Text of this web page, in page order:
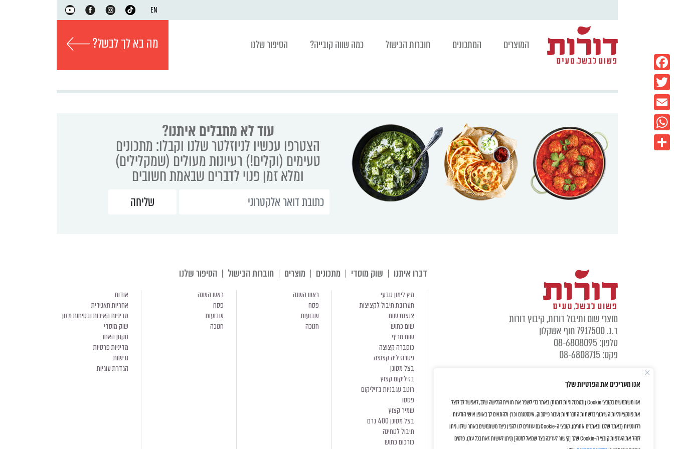
אנו מעריכים את הפרטיות שלך
אנו משתמשים בקובצי Cookie (ובטכנולוגיות דומות) באתר כדי לשפר את חוויית הגלישה שלך, לאפשר לך לנצל
את פונקציונליות השיתוף ברשתות החברתיות (עבור פייסבוק, אינסטגרם וכו') ולהתאים לך באופן אישי הודעות
רלוונטיות (באתר שלנו ובאתרים אחרים). קובצי ה-Cookie גם עוזרים לנו להבין כיצד משתמשים באתר שלנו. ניתן
לנהל את העדפות קובצי ה-Cookie שלך [קישור לעריכה בצד שמאל למטה] (ניתן לעשות זאת בכל עת). פרטים
EN
המוצרים המתכונים חוברות הבישול כמה שווה קובייה? הסיפור שלנו מה בא לך לבשל?
עוד לא מתבלים איתנו?
הצטרפו עכשיו לניוזלטר שלנו וקבלו: מתכונים
טעימים (וקלים!) רעיונות מעולים (שמקלילים)
ומלא זמן פנוי לדברים שבאמת חשובים
מוצרי שום ותיבול דורות, קיבוץ דורות
ד.נ. 7917500 חוף אשקלון
טלפון: 08-6808095
פקס: 08-6808715
דברו איתנו שוק מוסדי מתכונים מוצרים חוברות הבישול הסיפור שלנו
מיץ לימון טבעי
תערובת תיבול לקציצות
צנצנת שום
שום כתוש
שום חריף
כוסברה קצוצה
פטרוזיליה קצוצה
בצל מטוגן
בזיליקום קצוץ
רוטב עגבניות בזיליקום
פסטו
שמיר קצוץ
בצל מטוגן 400 גרם
תיבול לטחינה
כורכום כתוש
ראש השנה
פסח
שבועות
חנוכה
ראש השנה
פסח
שבועות
חנוכה
אודות
אחריות תאגידית
מדיניות האיכות ובטיחות מזון
שוק מוסדי
תקנון האתר
מדיניות פרטיות
נגישות
הגדרת עוגיות
Facebook
Twitter
Email
WhatsApp